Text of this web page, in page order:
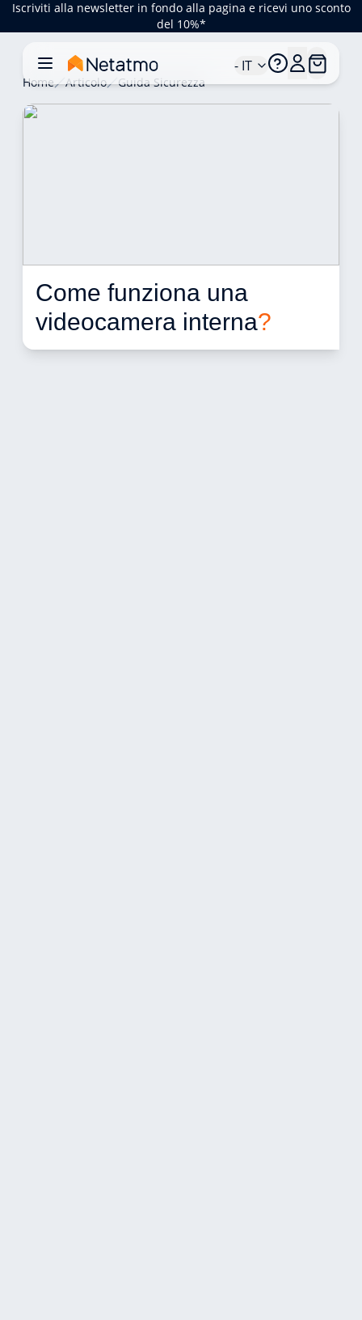
Iscriviti alla newsletter in fondo alla pagina e ricevi uno sconto
del 10%*
- IT
Home Articolo Guida Sicurezza
Come funziona una
videocamera interna?